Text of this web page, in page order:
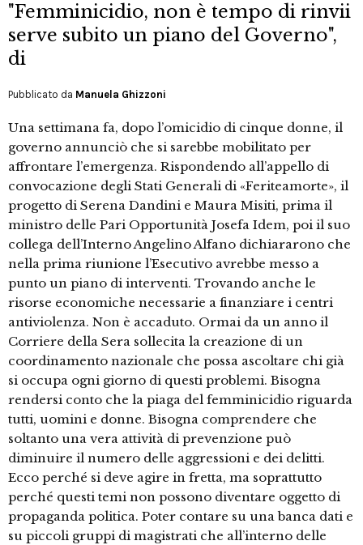
"Femminicidio, non è tempo di rinvii
serve subito un piano del Governo",
di
Pubblicato da Manuela Ghizzoni
Una settimana fa, dopo l’omicidio di cinque donne, il
governo annunciò che si sarebbe mobilitato per
affrontare l’emergenza. Rispondendo all’appello di
convocazione degli Stati Generali di «Feriteamorte», il
progetto di Serena Dandini e Maura Misiti, prima il
ministro delle Pari Opportunità Josefa Idem, poi il suo
collega dell’Interno Angelino Alfano dichiararono che
nella prima riunione l’Esecutivo avrebbe messo a
punto un piano di interventi. Trovando anche le
risorse economiche necessarie a finanziare i centri
antiviolenza. Non è accaduto. Ormai da un anno il
Corriere della Sera sollecita la creazione di un
coordinamento nazionale che possa ascoltare chi già
si occupa ogni giorno di questi problemi. Bisogna
rendersi conto che la piaga del femminicidio riguarda
tutti, uomini e donne. Bisogna comprendere che
soltanto una vera attività di prevenzione può
diminuire il numero delle aggressioni e dei delitti.
Ecco perché si deve agire in fretta, ma soprattutto
perché questi temi non possono diventare oggetto di
propaganda politica. Poter contare su una banca dati e
su piccoli gruppi di magistrati che all’interno delle